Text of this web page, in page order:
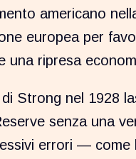
americano
europea per
una ripresa
Strong nel 1928
senza una
errori — come